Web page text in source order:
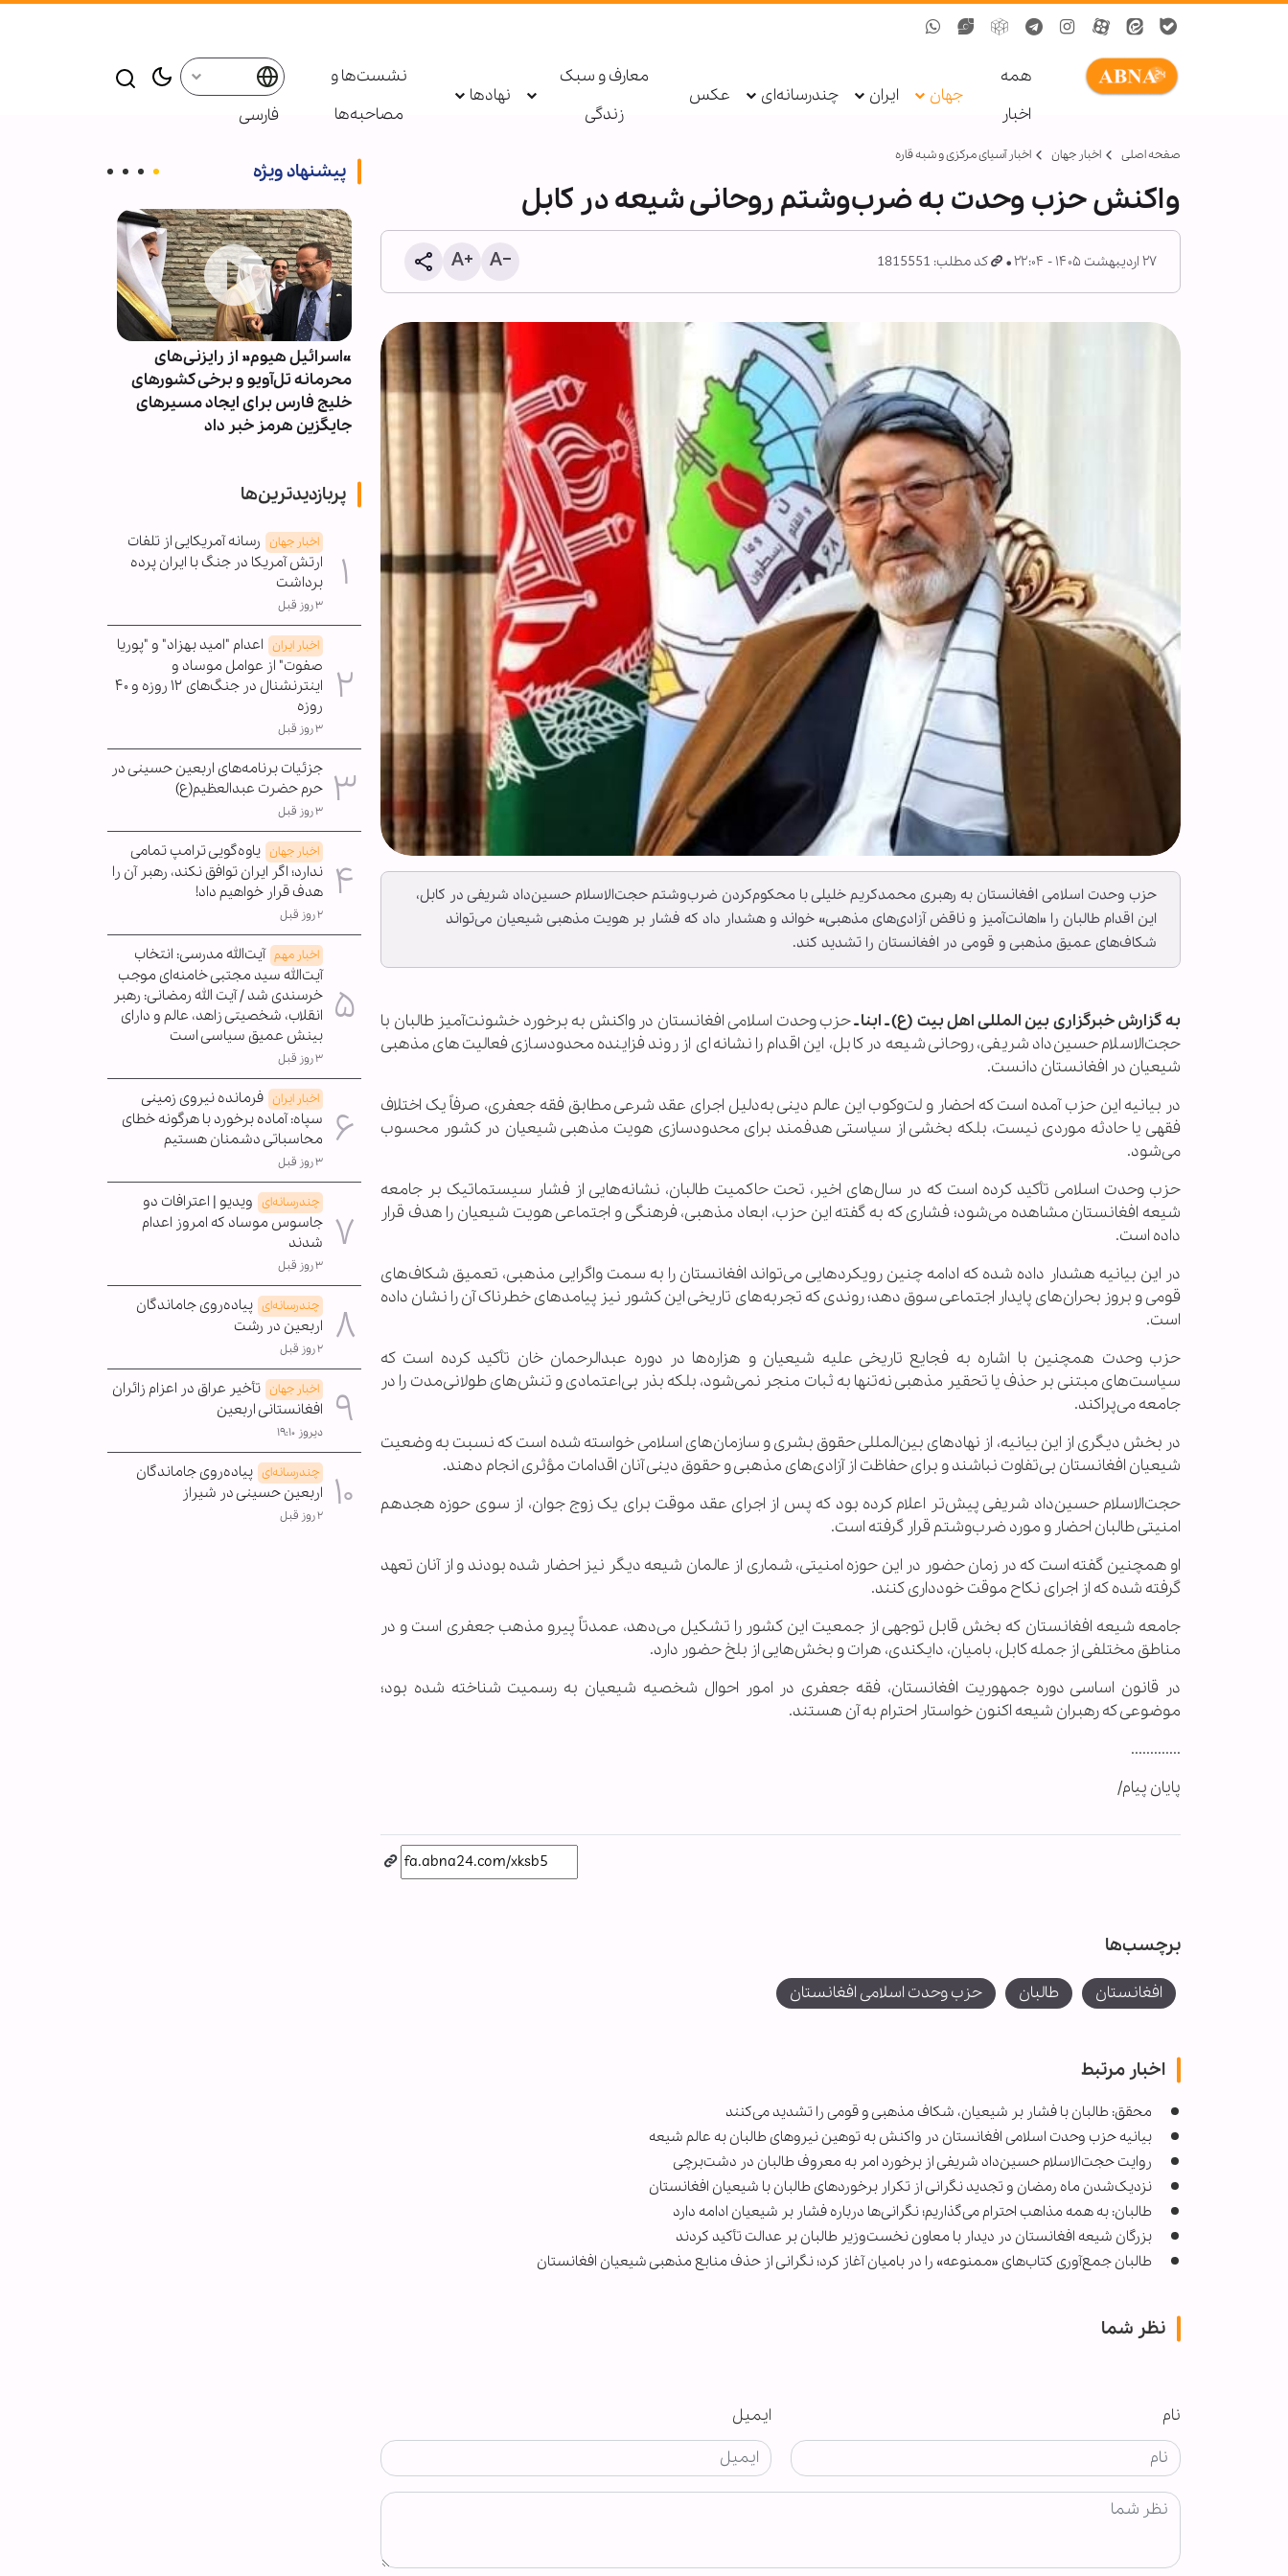
همه
اخبار
جهان ایران چندرسانه‌ای عکس
معارف و سبک
زندگی
نهادها
نشست‌ها و
مصاحبه‌ها
فارسی
صفحه اصلی اخبار جهان اخبار آسیای مرکزی و شبه قاره
واکنش حزب وحدت به ضرب‌وشتم روحانی شیعه در کابل
۲۷ اردیبهشت ۱۴۰۵ - ۲۲:۰۴ کد مطلب: 1815551
حزب وحدت اسلامی افغانستان به رهبری محمدکریم خلیلی با محکوم‌کردن ضرب‌وشتم حجت‌الاسلام حسین‌داد شریفی در کابل،
این اقدام طالبان را «اهانت‌آمیز و ناقض آزادی‌های مذهبی» خواند و هشدار داد که فشار بر هویت مذهبی شیعیان می‌تواند
شکاف‌های عمیق مذهبی و قومی در افغانستان را تشدید کند.
به گزارش خبرگزاری بین المللی اهل بیت (ع) ـ ابنا ـحزب وحدت اسلامی افغانستان در واکنش به برخورد خشونت‌آمیز طالبان با
حجت‌الاسلام حسین‌داد شریفی، روحانی شیعه در کابل، این اقدام را نشانه‌ای از روند فزاینده محدودسازی فعالیت‌های مذهبی
شیعیان در افغانستان دانست.
در بیانیه این حزب آمده است که احضار و لت‌وکوب این عالم دینی به‌دلیل اجرای عقد شرعی مطابق فقه جعفری، صرفاً یک اختلاف
فقهی یا حادثه موردی نیست، بلکه بخشی از سیاستی هدفمند برای محدودسازی هویت مذهبی شیعیان در کشور محسوب
می‌شود.
حزب وحدت اسلامی تأکید کرده است که در سال‌های اخیر، تحت حاکمیت طالبان، نشانه‌هایی از فشار سیستماتیک بر جامعه
شیعه افغانستان مشاهده می‌شود؛ فشاری که به گفته این حزب، ابعاد مذهبی، فرهنگی و اجتماعی هویت شیعیان را هدف قرار
داده است.
در این بیانیه هشدار داده شده که ادامه چنین رویکردهایی می‌تواند افغانستان را به سمت واگرایی مذهبی، تعمیق شکاف‌های
قومی و بروز بحران‌های پایدار اجتماعی سوق دهد؛ روندی که تجربه‌های تاریخی این کشور نیز پیامدهای خطرناک آن را نشان داده
است.
حزب وحدت همچنین با اشاره به فجایع تاریخی علیه شیعیان و هزاره‌ها در دوره عبدالرحمان خان تأکید کرده است که
سیاست‌های مبتنی بر حذف یا تحقیر مذهبی نه‌تنها به ثبات منجر نمی‌شود، بلکه بذر بی‌اعتمادی و تنش‌های طولانی‌مدت را در
جامعه می‌پراکند.
در بخش دیگری از این بیانیه، از نهادهای بین‌المللی حقوق بشری و سازمان‌های اسلامی خواسته شده است که نسبت به وضعیت
شیعیان افغانستان بی‌تفاوت نباشند و برای حفاظت از آزادی‌های مذهبی و حقوق دینی آنان اقدامات مؤثری انجام دهند.
حجت‌الاسلام حسین‌داد شریفی پیش‌تر اعلام کرده بود که پس از اجرای عقد موقت برای یک زوج جوان، از سوی حوزه هجدهم
امنیتی طالبان احضار و مورد ضرب‌وشتم قرار گرفته است.
او همچنین گفته است که در زمان حضور در این حوزه امنیتی، شماری از عالمان شیعه دیگر نیز احضار شده بودند و از آنان تعهد
گرفته شده که از اجرای نکاح موقت خودداری کنند.
جامعه شیعه افغانستان که بخش قابل توجهی از جمعیت این کشور را تشکیل می‌دهد، عمدتاً پیرو مذهب جعفری است و در
مناطق مختلفی از جمله کابل، بامیان، دایکندی، هرات و بخش‌هایی از بلخ حضور دارد.
در قانون اساسی دوره جمهوریت افغانستان، فقه جعفری در امور احوال شخصیه شیعیان به رسمیت شناخته شده بود؛
موضوعی که رهبران شیعه اکنون خواستار احترام به آن هستند.
.............
پایان پیام/
برچسب‌ها
افغانستان طالبان حزب وحدت اسلامی افغانستان
اخبار مرتبط
محقق: طالبان با فشار بر شیعیان، شکاف مذهبی و قومی را تشدید می‌کنند
بیانیه حزب وحدت اسلامی افغانستان در واکنش به توهین نیروهای طالبان به عالم شیعه
روایت حجت‌الاسلام حسین‌داد شریفی از برخورد امر به معروف طالبان در دشت‌برچی
نزدیک‌شدن ماه رمضان و تجدید نگرانی از تکرار برخوردهای طالبان با شیعیان افغانستان
طالبان: به همه مذاهب احترام می‌گذاریم؛ نگرانی‌ها درباره فشار بر شیعیان ادامه دارد
بزرگان شیعه افغانستان در دیدار با معاون نخست‌وزیر طالبان بر عدالت تأکید کردند
طالبان جمع‌آوری کتاب‌های «ممنوعه» را در بامیان آغاز کرد؛ نگرانی از حذف منابع مذهبی شیعیان افغانستان
نظر شما
نام ایمیل
پیشنهاد ویژه
رایزنی شیخ علی الخطیب و سفیر
چین درباره حمایت از آسیب‌دیدگان
تجاوزات رژیم صهیونیستی به لبنان
«اسرائیل هیوم» از رایزنی‌های
محرمانه تل‌آویو و برخی کشورهای
خلیج فارس برای ایجاد مسیرهای
جایگزین هرمز خبر داد
پربازدیدترین‌ها
اخبار جهان رسانه آمریکایی از تلفات
ارتش آمریکا در جنگ با ایران پرده
برداشت
۳ روز قبل
اخبار ایران اعدام "امید بهزاد" و "پوریا
صفوت" از عوامل موساد و
اینترنشنال در جنگ‌های ۱۲ روزه و ۴۰
روزه
۳ روز قبل
جزئیات برنامه‌های اربعین حسینی در
حرم حضرت عبدالعظیم(ع)
۳ روز قبل
اخبار جهان یاوه‌گویی ترامپ تمامی
ندارد؛ اگر ایران توافق نکند، رهبر آن را
هدف قرار خواهیم داد!
۲ روز قبل
اخبار مهم آیت‌الله مدرسی: انتخاب
آیت‌الله سید مجتبی خامنه‌ای موجب
خرسندی شد / آیت الله رمضانی: رهبر
انقلاب، شخصیتی زاهد، عالم و دارای
بینش عمیق سیاسی است
۳ روز قبل
اخبار ایران فرمانده نیروی زمینی
سپاه: آماده برخورد با هرگونه خطای
محاسباتی دشمنان هستیم
۳ روز قبل
چندرسانه‌ای ویدیو | اعترافات دو
جاسوس موساد که امروز اعدام
شدند
۳ روز قبل
چندرسانه‌ای پیاده‌روی جاماندگان
اربعین در رشت
۲ روز قبل
اخبار جهان تأخیر عراق در اعزام زائران
افغانستانی اربعین
دیروز ۱۹:۱۰
چندرسانه‌ای پیاده‌روی جاماندگان
اربعین حسینی در شیراز
۲ روز قبل